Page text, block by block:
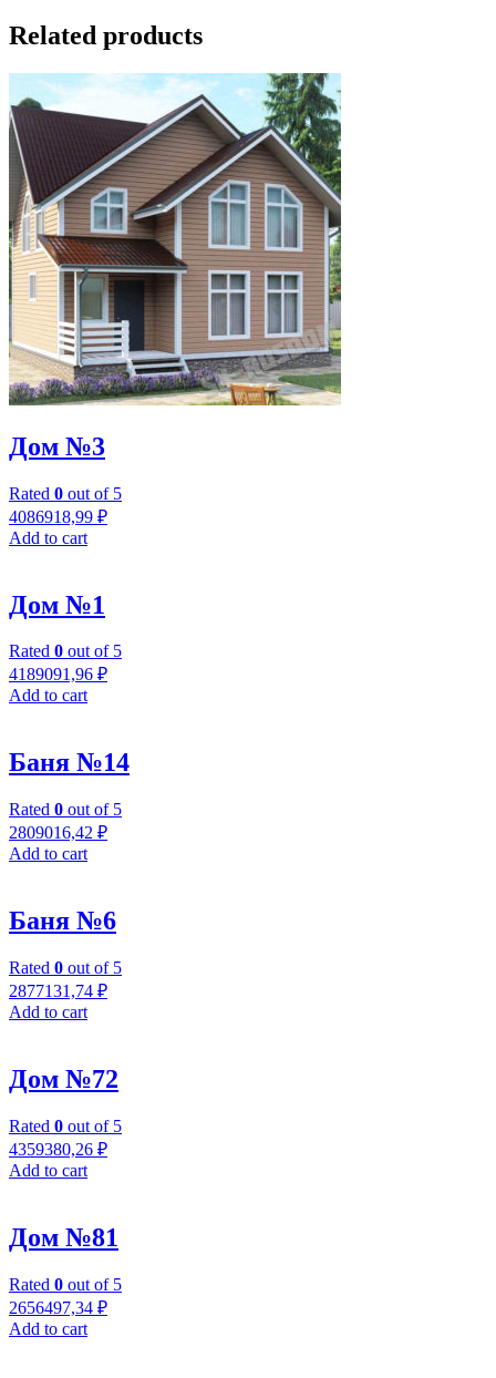
Related products
Дом №3
Rated 0 out of 5
4086918,99 ₽
Add to cart
Дом №1
Rated 0 out of 5
4189091,96 ₽
Add to cart
Баня №14
Rated 0 out of 5
2809016,42 ₽
Add to cart
Баня №6
Rated 0 out of 5
2877131,74 ₽
Add to cart
Дом №72
Rated 0 out of 5
4359380,26 ₽
Add to cart
Дом №81
Rated 0 out of 5
2656497,34 ₽
Add to cart